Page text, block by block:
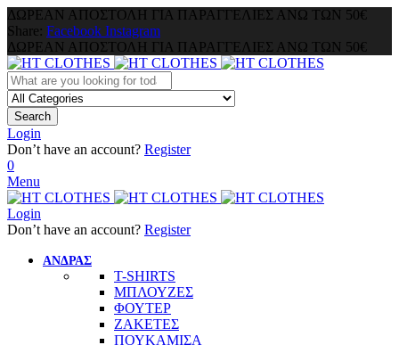
ΔΩΡΕΑΝ ΑΠΟΣΤΟΛΗ ΓΙΑ ΠΑΡΑΓΓΕΛΙΕΣ ΑΝΩ ΤΩΝ 50€
Share: Facebook Instagram
ΔΩΡΕΑΝ ΑΠΟΣΤΟΛΗ ΓΙΑ ΠΑΡΑΓΓΕΛΙΕΣ ΑΝΩ ΤΩΝ 50€
Search
Login
Don’t have an account? Register
0
Menu
Login
Don’t have an account? Register
ΑΝΔΡΑΣ
T-SHIRTS
ΜΠΛΟΥΖΕΣ
ΦΟΥΤΕΡ
ΖΑΚΕΤΕΣ
ΠΟΥΚΑΜΙΣΑ